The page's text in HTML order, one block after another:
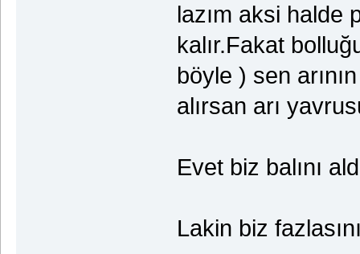
lazım aksi halde
kalır.Fakat
böyle ) sen
alırsan arı
Evet biz balını
Lakin biz